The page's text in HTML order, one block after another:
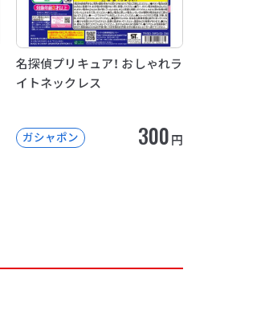
名探偵プリキュア！ おしゃれラ
イトネックレス
ガシャポン 300円